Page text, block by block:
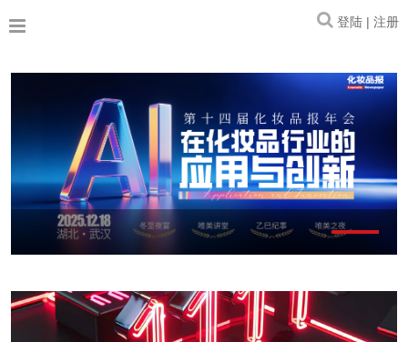
登陆 | 注册